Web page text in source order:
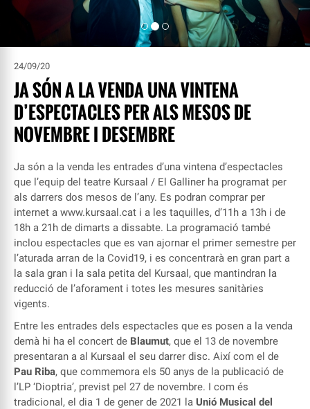
24/09/20
JA SÓN A LA VENDA UNA VINTENA
D’ESPECTACLES PER ALS MESOS DE
NOVEMBRE I DESEMBRE
Ja són a la venda les entrades d’una vintena d’espectacles
que l’equip del teatre Kursaal / El Galliner ha programat per
als darrers dos mesos de l’any. Es podran comprar per
internet a www.kursaal.cat i a les taquilles, d’11h a 13h i de
18h a 21h de dimarts a dissabte. La programació també
inclou espectacles que es van ajornar el primer semestre per
l’aturada arran de la Covid19, i es concentrarà en gran part a
la sala gran i la sala petita del Kursaal, que mantindran la
reducció de l’aforament i totes les mesures sanitàries
vigents.
Entre les entrades dels espectacles que es posen a la venda
demà hi ha el concert de Blaumut, que el 13 de novembre
presentaran a al Kursaal el seu darrer disc. Així com el de
Pau Riba, que commemora els 50 anys de la publicació de
l’LP ‘Dioptria’, previst pel 27 de novembre. I com és
tradicional, el dia 1 de gener de 2021 la Unió Musical del